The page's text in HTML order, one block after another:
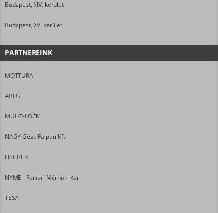
Budapest, XIV. kerület
Budapest, XV. kerület
PARTNEREINK
MOTTURA
ABUS
MUL-T-LOCK
NAGY Géza Faipari Kft.
FISCHER
NYME - Faipari Mérnöki Kar
TESA